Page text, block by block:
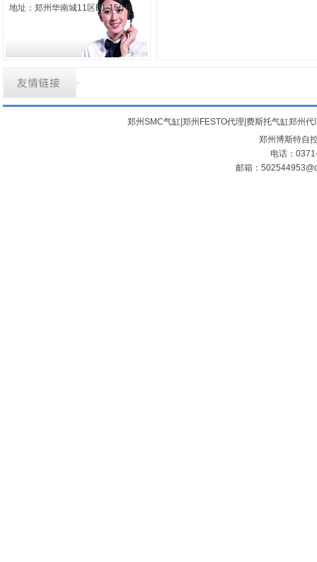
地址：郑州华南城11区B1-150号
郑州SMC气缸|郑州FESTO代理|费斯托气缸郑州
郑州博斯特自
电话：
邮箱：